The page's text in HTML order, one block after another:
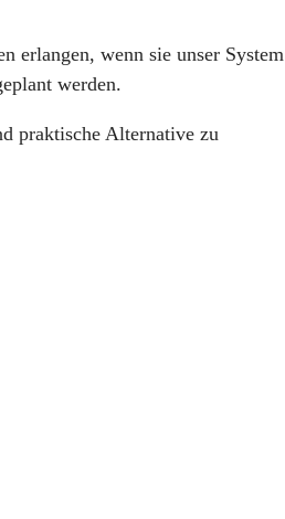
erlangen, wenn sie unser System
werden.
praktische Alternative zu